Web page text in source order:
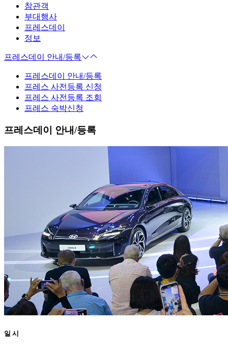
참관객
부대행사
프레스데이
정보
프레스데이 안내/등록
프레스데이 안내/등록
프레스 사전등록 신청
프레스 사전등록 조회
프레스 숙박신청
프레스데이 안내/등록
일 시